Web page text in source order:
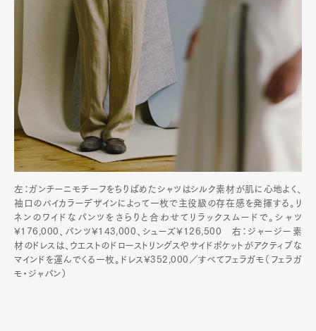
左：ガンチーニモチーフをちりばめたシャツはシルク素材が肌に心地よく、
袖口のバイカラーデザインによって一枚で主役級の存在感を発揮する。リ
ネンのワイドなパンツをさらりと合わせてリラックスムードで。シャツ
¥176,000、パンツ¥143,000、シューズ¥126,500 右：ジャージー素
材のドレスは、ウエストのドローストリングスやサイドポケットがアクティブな
マインドを運んでくる一枚。ドレス¥352,000／すべてフェラガモ（フェラガ
モ・ジャパン）